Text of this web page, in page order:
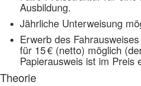
Ausbildung.
Jährliche Unterweisung
Erwerb des
für 15 € (netto) möglich
Papierausweis ist im Preis
Theorie